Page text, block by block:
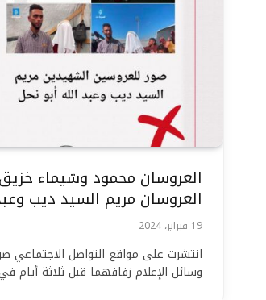
العروسان محمود وشيماء
العروسان مريم السيد ديب
19 فبراير، 2024
انتشرت على مواقع التواصل الاجتماعي
وسائل الإعلام زفافهما قبل ثلاثة أيام